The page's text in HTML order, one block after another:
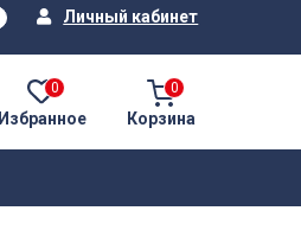
Личный кабинет
0
Избранное
0
Корзина